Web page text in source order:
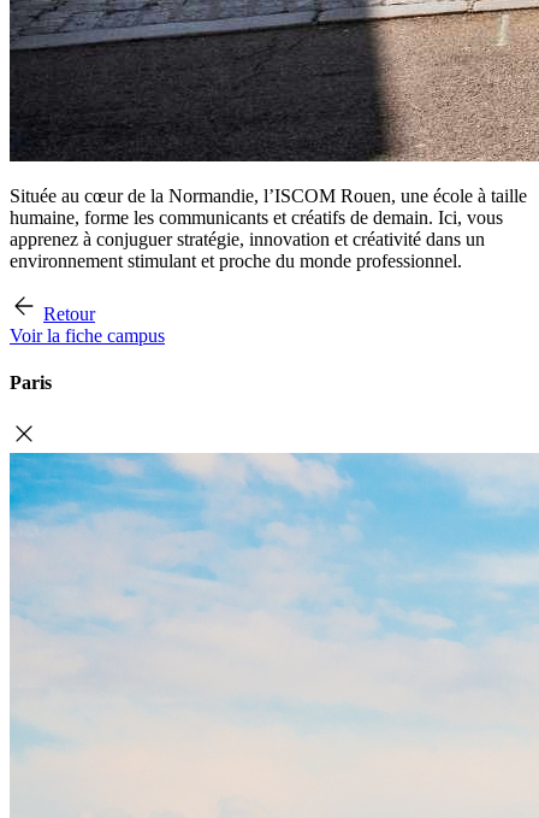
Située au cœur de la Normandie, l’ISCOM Rouen, une école à taille
humaine, forme les communicants et créatifs de demain. Ici, vous
apprenez à conjuguer stratégie, innovation et créativité dans un
environnement stimulant et proche du monde professionnel.
Retour
Voir la fiche campus
Paris